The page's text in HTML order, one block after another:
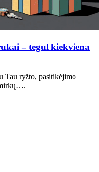
– tegul kiekviena
Tau ryžto, pasitikėjimo